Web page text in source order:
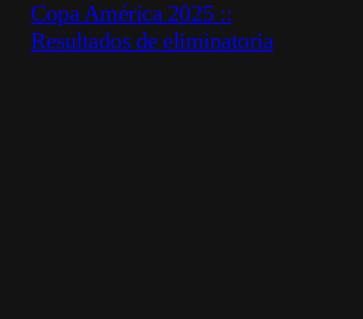
Copa América 2025 ::
Resultados de eliminatoria